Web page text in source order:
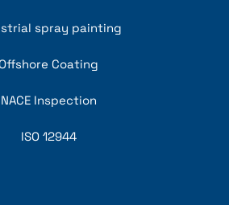
spray painting
Coating
NACE Inspection
ISO 12944